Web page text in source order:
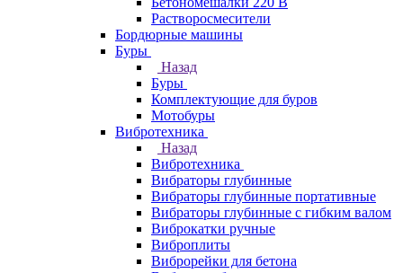
Растворосмесители
Бордюрные машины
Буры
Назад
Буры
Комплектующие для буров
Мотобуры
Вибротехника
Назад
Вибротехника
Вибраторы глубинные
Вибраторы глубинные портативные
Вибраторы глубинные с гибким валом
Виброкатки ручные
Виброплиты
Виброрейки для бетона